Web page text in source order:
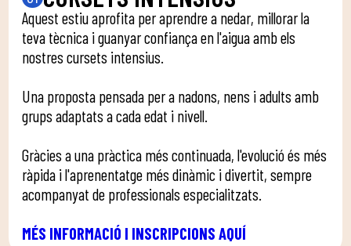
Aquest estiu aprofita per aprendre a nedar, millorar la
teva tècnica i guanyar confiança en l'aigua amb els
nostres cursets intensius.
Una proposta pensada per a nadons, nens i adults amb
grups adaptats a cada edat i nivell.
Gràcies a una pràctica més continuada, l'evolució és més
ràpida i l'aprenentatge més dinàmic i divertit, sempre
acompanyat de professionals especialitzats.
MÉS INFORMACIÓ I INSCRIPCIONS AQUÍ